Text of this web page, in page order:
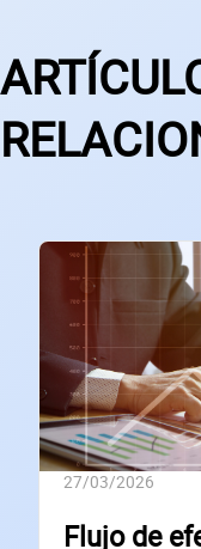
27/03/2026
Flujo de